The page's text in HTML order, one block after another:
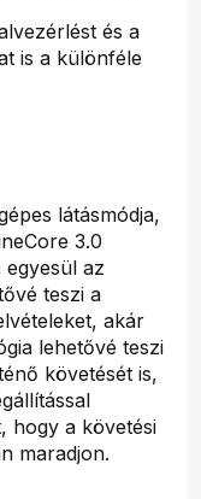
és a
is a különféle
látásmódja,
3.0
az
teszi a
akár
lehetővé teszi
követését is,
hogy a követési
maradjon.